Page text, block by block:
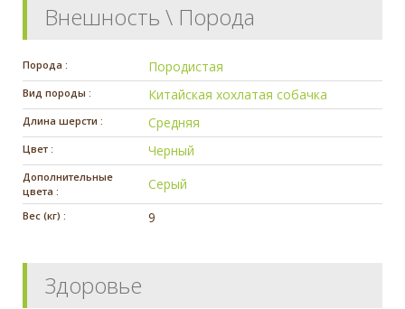
Внешность \ Порода
Порода : Породистая
Вид породы : Китайская хохлатая собачка
Длина шерсти : Средняя
Цвет : Черный
Дополнительные
цвета :
Серый
Вес (кг) : 9
Здоровье